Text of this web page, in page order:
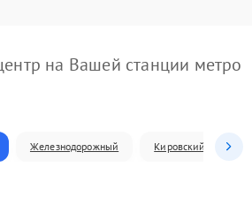
на Вашей станции метро
Железнодорожный Кировский